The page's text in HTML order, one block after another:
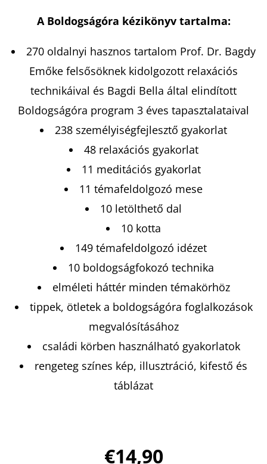
A Boldogságóra kézikönyv tartalma:
270 oldalnyi hasznos tartalom Prof. Dr. Bagdy
Emőke felsősöknek kidolgozott relaxációs
technikáival és Bagdi Bella által elindított
Boldogságóra program 3 éves tapasztalataival
238 személyiségfejlesztő gyakorlat
48 relaxációs gyakorlat
11 meditációs gyakorlat
11 témafeldolgozó mese
10 letölthető dal
10 kotta
149 témafeldolgozó idézet
10 boldogságfokozó technika
elméleti háttér minden témakörhöz
tippek, ötletek a boldogságóra foglalkozások
megvalósításához
családi körben használható gyakorlatok
rengeteg színes kép, illusztráció, kifestő és
táblázat
€14,90